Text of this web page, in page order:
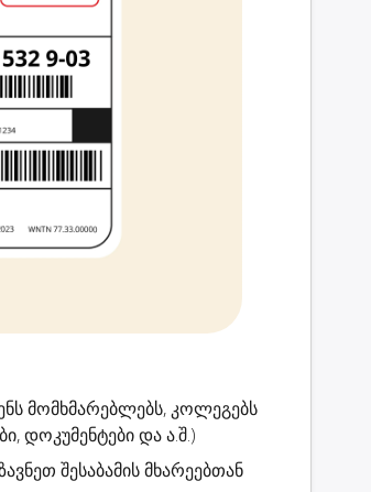
მომხმარებლებს, კოლეგებს
დოკუმენტები და ა.შ.)
შესაბამის მხარეებთან